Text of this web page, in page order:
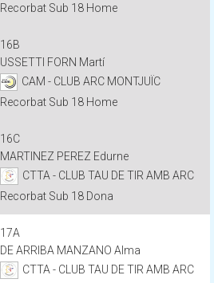
Recorbat Sub 18 Home
16B
USSETTI FORN Martí
CAM - CLUB ARC MONTJUÏC
Recorbat Sub 18 Home
16C
MARTINEZ PEREZ Edurne
CTTA - CLUB TAU DE TIR AMB ARC
Recorbat Sub 18 Dona
17A
DE ARRIBA MANZANO Alma
CTTA - CLUB TAU DE TIR AMB ARC